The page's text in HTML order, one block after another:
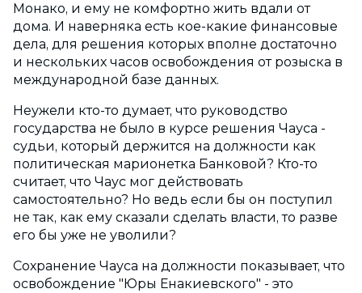
Монако, и ему не комфортно жить вдали от
дома. И наверняка есть кое-какие финансовые
дела, для решения которых вполне достаточно
и нескольких часов освобождения от розыска в
международной базе данных.
Неужели кто-то думает, что руководство
государства не было в курсе решения Чауса -
судьи, который держится на должности как
политическая марионетка Банковой? Кто-то
считает, что Чаус мог действовать
самостоятельно? Но ведь если бы он поступил
не так, как ему сказали сделать власти, то разве
его бы уже не уволили?
Сохранение Чауса на должности показывает, что
освобождение "Юры Енакиевского" - это